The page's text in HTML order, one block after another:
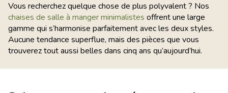
Vous recherchez quelque chose de plus polyvalent ? Nos
chaises de salle à manger minimalistes offrent une large
gamme qui s’harmonise parfaitement avec les deux styles.
Aucune tendance superflue, mais des pièces que vous
trouverez tout aussi belles dans cinq ans qu’aujourd’hui.